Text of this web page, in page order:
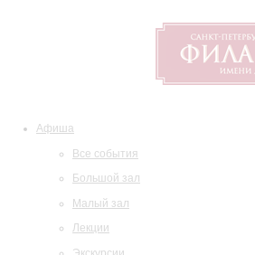
Афиша
Все события
Большой зал
Малый зал
Лекции